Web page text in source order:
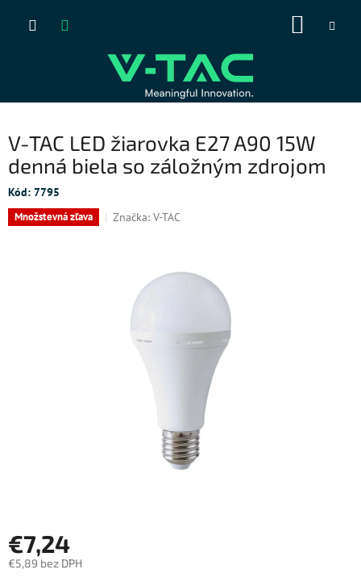
V-TAC LED žiarovka E27 A90 15W
denná biela so záložným zdrojom
Kód: 7795
Množstevná zľava Značka: V-TAC
€7,24
€5,89 bez DPH